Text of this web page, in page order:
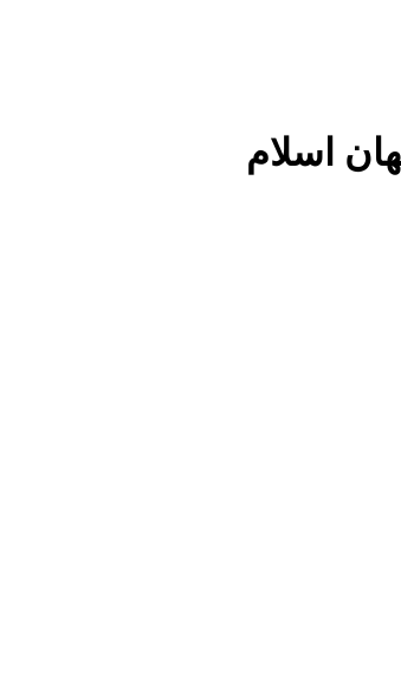
اسلام